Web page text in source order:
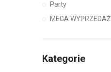
Party
MEGA WYPRZEDAŻ
Kategorie